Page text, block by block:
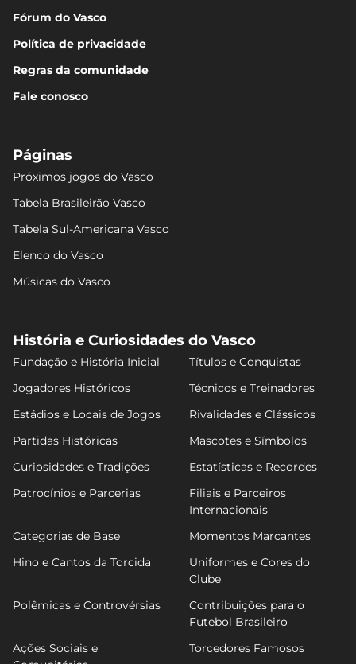
Fórum do Vasco
Política de privacidade
Regras da comunidade
Fale conosco
Páginas
Próximos jogos do Vasco
Tabela Brasileirão Vasco
Tabela Sul-Americana Vasco
Elenco do Vasco
Músicas do Vasco
História e Curiosidades do Vasco
Fundação e História Inicial
Títulos e Conquistas
Jogadores Históricos
Técnicos e Treinadores
Estádios e Locais de Jogos
Rivalidades e Clássicos
Partidas Históricas
Mascotes e Símbolos
Curiosidades e Tradições
Estatísticas e Recordes
Patrocínios e Parcerias
Filiais e Parceiros
Internacionais
Categorias de Base
Momentos Marcantes
Hino e Cantos da Torcida
Uniformes e Cores do
Clube
Polêmicas e Controvérsias
Contribuições para o
Futebol Brasileiro
Ações Sociais e
Torcedores Famosos